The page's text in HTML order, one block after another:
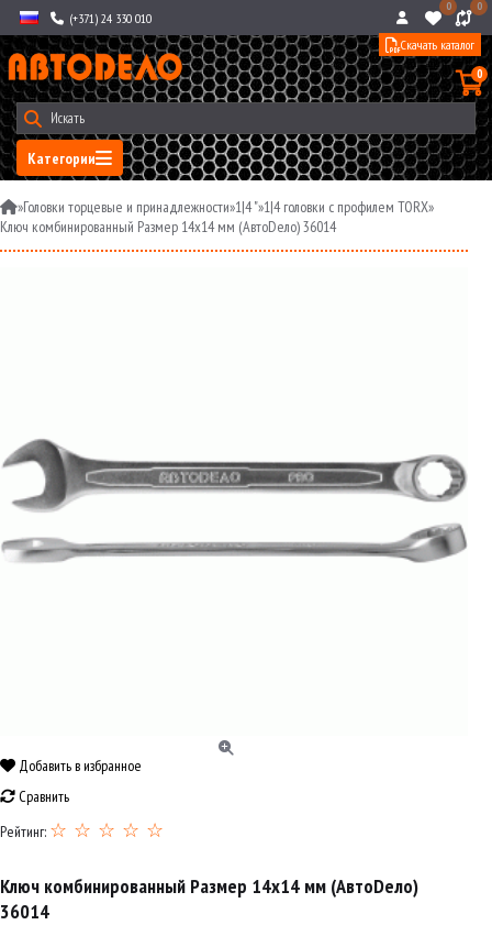
(+371) 24 330 010
0 0
Категории
0
Скачать каталог
»Головки торцевые и принадлежности»1|4 "»1|4 головки с профилем TORX»
Ключ комбинированный Размер 14x14 мм (АвтоDело) 36014
Добавить в избранное
Сравнить
Рейтинг: ☆ ☆ ☆ ☆ ☆
Ключ комбинированный Размер 14x14 мм (АвтоDело)
36014